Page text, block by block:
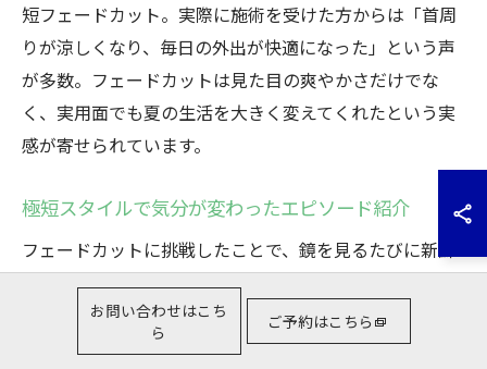
短フェードカット。実際に施術を受けた方からは「首周
りが涼しくなり、毎日の外出が快適になった」という声
が多数。フェードカットは見た目の爽やかさだけでな
く、実用面でも夏の生活を大きく変えてくれたという実
感が寄せられています。
極短スタイルで気分が変わったエピソード紹介
フェードカットに挑戦したことで、鏡を見るたびに新鮮
な自分に出会えたというエピソードが多くあります。た
とえば、従来のヘアスタイルに飽きていた方が、極短ス
タイルを選んだことで気分がリフレッシュし、日々の生
お問い合わせはこち
ら
ご予約はこちら